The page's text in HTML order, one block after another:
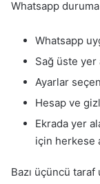
Whatsapp
Whatsapp
Sağ üste yer
Ayarlar
Hesap ve
Ekrada yer
için herkese
Bazı üçüncü